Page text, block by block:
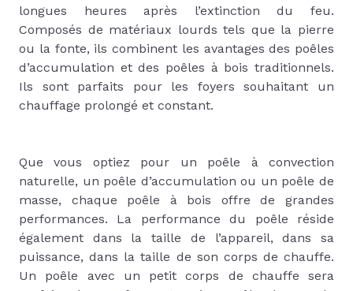
longues heures après l’extinction du feu.
Composés de matériaux lourds tels que la pierre
ou la fonte, ils combinent les avantages des poêles
d’accumulation et des poêles à bois traditionnels.
Ils sont parfaits pour les foyers souhaitant un
chauffage prolongé et constant.
Que vous optiez pour un poêle à convection
naturelle, un poêle d’accumulation ou un poêle de
masse, chaque poêle à bois offre de grandes
performances. La performance du poêle réside
également dans la taille de l’appareil, dans sa
puissance, dans la taille de son corps de chauffe.
Un poêle avec un petit corps de chauffe sera